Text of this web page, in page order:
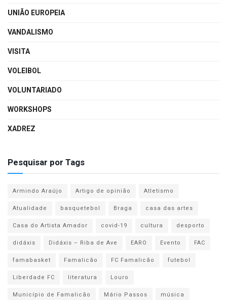
UNIÃO EUROPEIA
VANDALISMO
VISITA
VOLEIBOL
VOLUNTARIADO
WORKSHOPS
XADREZ
Pesquisar por Tags
Armindo Araújo Artigo de opinião
Atletismo
Atualidade
basquetebol Braga
casa das artes
Casa do Artista Amador
covid-19 cultura
desporto
didáxis
Didáxis – Riba de Ave EARO Evento
FAC
famabasket
Famalicão FC Famalicão
futebol
Liberdade FC
literatura
Louro
Município de Famalicão
Mário Passos
música